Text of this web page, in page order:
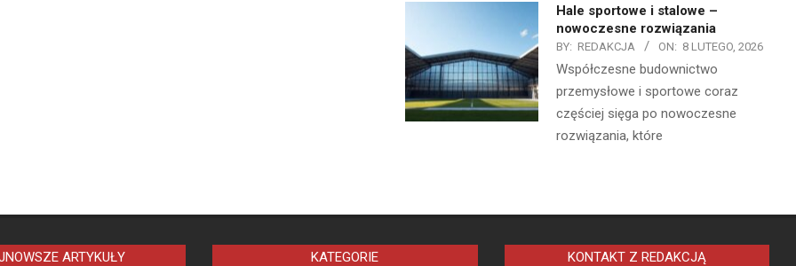
Hale sportowe i stalowe –
nowoczesne rozwiązania
BY: REDAKCJA ON: 8 LUTEGO, 2026
Współczesne budownictwo
przemysłowe i sportowe coraz
częściej sięga po nowoczesne
rozwiązania, które
ARTYKUŁY
KATEGORIE KONTAKT Z REDAKCJĄ